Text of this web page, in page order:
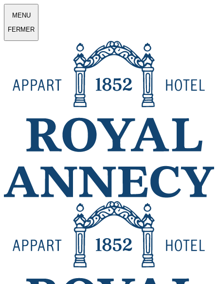
MENU
FERMER